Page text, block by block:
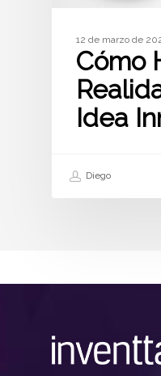
12 de marzo de
Cómo
Idea
Diego